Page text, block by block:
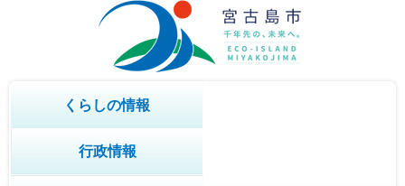
くらしの情報
行政情報